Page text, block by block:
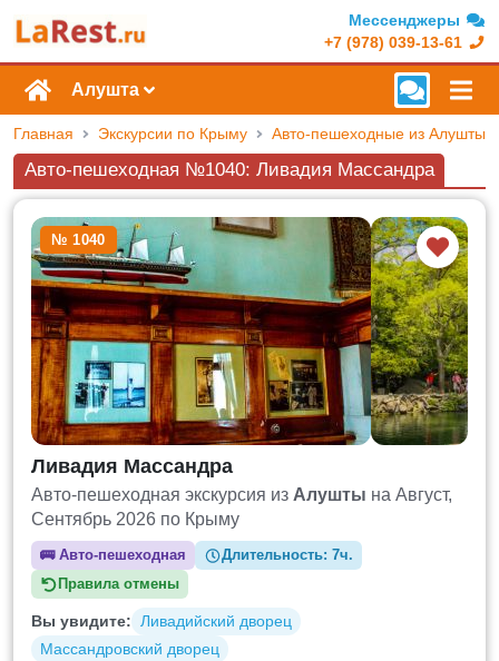
Мессенджеры
+7 (978) 039-13-61
Алушта
Главная Экскурсии по Крыму Авто-пешеходные из Алушты
Авто-пешеходная №1040: Ливадия Массандра
№ 1040
Ливадия Массандра
Авто-пешеходная экскурсия из Алушты на Август,
Сентябрь 2026 по Крыму
🚌Авто-пешеходная Длительность:7ч.
Правила отмены
Вы увидите: Ливадийский дворец
Массандровский дворец